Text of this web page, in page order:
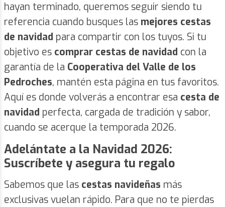
hayan terminado, queremos seguir siendo tu
referencia cuando busques las mejores cestas
de navidad para compartir con los tuyos. Si tu
objetivo es comprar cestas de navidad con la
garantía de la Cooperativa del Valle de los
Pedroches, mantén esta página en tus favoritos.
Aquí es donde volverás a encontrar esa cesta de
navidad perfecta, cargada de tradición y sabor,
cuando se acerque la temporada 2026.
Adelántate a la Navidad 2026:
Suscríbete y asegura tu regalo
Sabemos que las cestas navideñas más
exclusivas vuelan rápido. Para que no te pierdas